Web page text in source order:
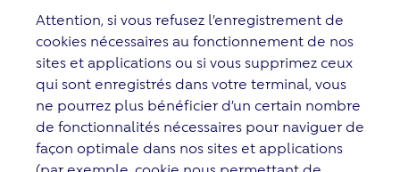
Attention, si vous refusez l’enregistrement de
cookies nécessaires au fonctionnement de nos
sites et applications ou si vous supprimez ceux
qui sont enregistrés dans votre terminal, vous
ne pourrez plus bénéficier d’un certain nombre
de fonctionnalités nécessaires pour naviguer de
façon optimale dans nos sites et applications